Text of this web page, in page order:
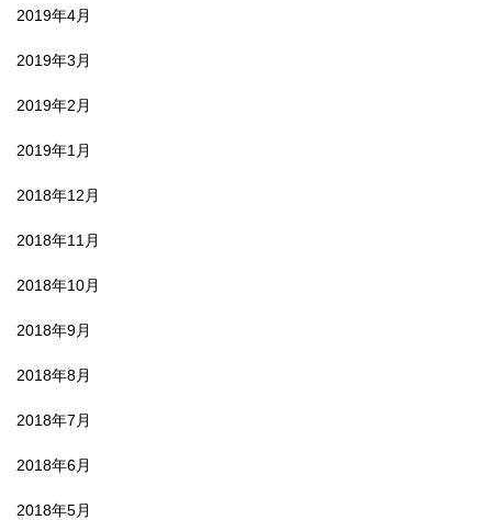
2019年4月
2019年3月
2019年2月
2019年1月
2018年12月
2018年11月
2018年10月
2018年9月
2018年8月
2018年7月
2018年6月
2018年5月